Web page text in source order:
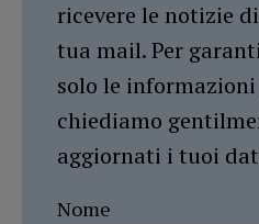
ricevere le notizie
tua mail. Per
solo le
chiediamo
aggiornati i tuoi
Nome